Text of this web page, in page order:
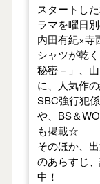
スタートし
ラマを曜日
内田有紀×寺
シャツが乾
秘密－」、
に、人気作
SBC強行犯
や、BS＆
も掲載☆
そのほか、
のあらすじ
中！